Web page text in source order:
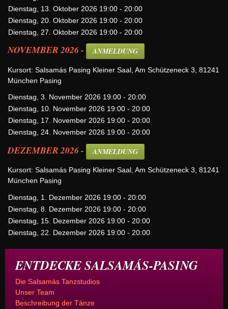
Dienstag, 13. Oktober 2026 19:00 - 20:00
Dienstag, 20. Oktober 2026 19:00 - 20:00
Dienstag, 27. Oktober 2026 19:00 - 20:00
NOVEMBER 2026 - ANMELDUNG
Kursort: Salsamás Pasing Kleiner Saal, Am Schützeneck 3, 81241
München Pasing
Dienstag, 3. November 2026 19:00 - 20:00
Dienstag, 10. November 2026 19:00 - 20:00
Dienstag, 17. November 2026 19:00 - 20:00
Dienstag, 24. November 2026 19:00 - 20:00
DEZEMBER 2026 - ANMELDUNG
Kursort: Salsamás Pasing Kleiner Saal, Am Schützeneck 3, 81241
München Pasing
Dienstag, 1. Dezember 2026 19:00 - 20:00
Dienstag, 8. Dezember 2026 19:00 - 20:00
Dienstag, 15. Dezember 2026 19:00 - 20:00
Dienstag, 22. Dezember 2026 19:00 - 20:00
ENTDECKE SALSAMÁS-PASING
Die Salsamás Tanzstudios
Unser Team
Beschreibung der Tänze